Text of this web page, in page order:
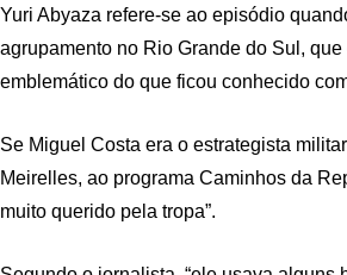
Yuri Abyaza refere-se ao episódio
agrupamento no Rio Grande do Sul,
emblemático do que ficou conhecido
Se Miguel Costa era o estrategista
Meirelles, ao programa Caminhos da
muito querido pela tropa”.